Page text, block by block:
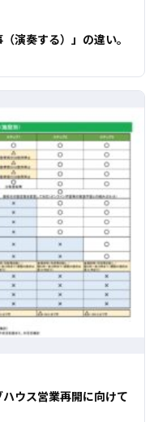
演奏する）」の違い。
ウス営業再開に向けて